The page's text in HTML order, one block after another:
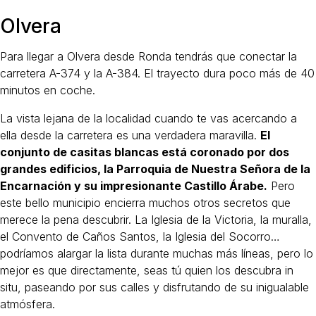
Olvera
Para llegar a Olvera desde Ronda tendrás que conectar la
carretera A-374 y la A-384. El trayecto dura poco más de 40
minutos en coche.
La vista lejana de la localidad cuando te vas acercando a
ella desde la carretera es una verdadera maravilla. El
conjunto de casitas blancas está coronado por dos
grandes edificios, la Parroquia de Nuestra Señora de la
Encarnación y su impresionante Castillo Árabe. Pero
este bello municipio encierra muchos otros secretos que
merece la pena descubrir. La Iglesia de la Victoria, la muralla,
el Convento de Caños Santos, la Iglesia del Socorro…
podríamos alargar la lista durante muchas más líneas, pero lo
mejor es que directamente, seas tú quien los descubra in
situ, paseando por sus calles y disfrutando de su inigualable
atmósfera.